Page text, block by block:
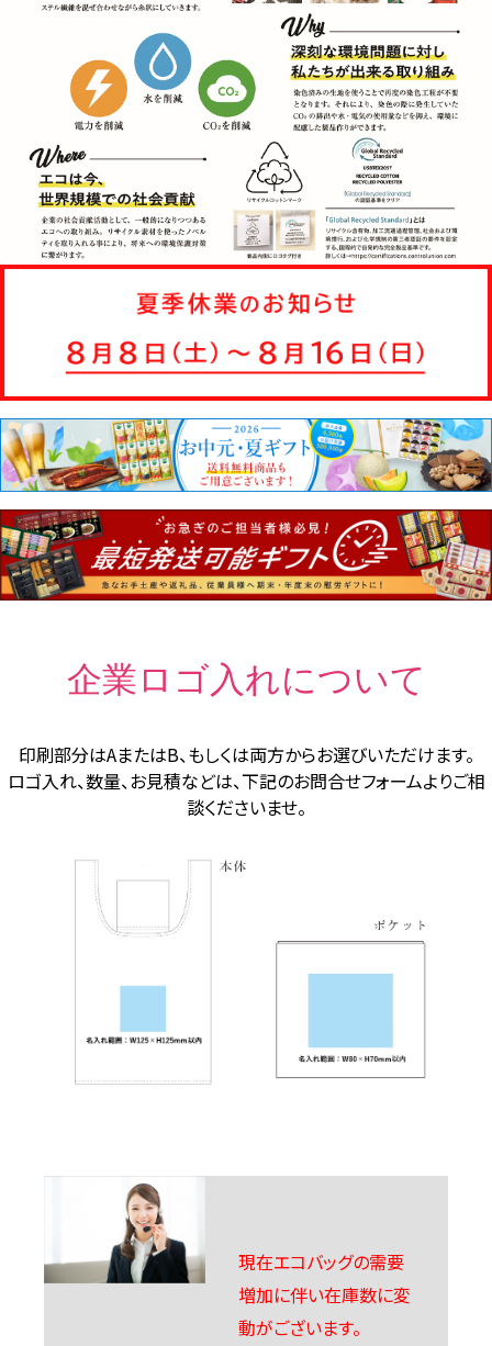
企業ロゴ入れについて
印刷部分はAまたはB、もしくは両方からお選びいただけます。
ロゴ入れ、数量、お見積などは、下記のお問合せフォームよりご相
談くださいませ。
現在エコバッグの需要
増加に伴い在庫数に変
動がございます。